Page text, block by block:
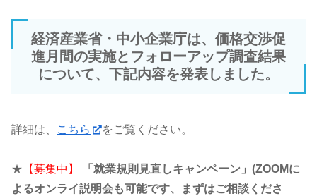
経済産業省・中小企業庁は、価格交渉促
進月間の実施とフォローアップ調査結果
について、下記内容を発表しました。
詳細は、 こちら をご覧ください。
★ 【募集中】
「就業規則見直しキャンペーン」(ZOOMに
よるオンライ説明会も可能です、まずはご相談くださ